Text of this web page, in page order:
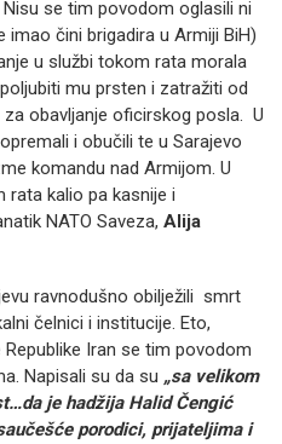
se tim povodom oglasili ni
čini brigadira u Armiji BiH)
u službi tokom rata morala
mu prsten i zatražiti od
obavljanje oficirskog posla. U
i obučili te u Sarajevo
komandu nad Armijom. U
rata kalio pa kasnije i
NATO Saveza, Alija
ravnodušno obilježili smrt
čelnici i institucije. Eto,
Iran se tim povodom
Napisali su da su „sa velikom
je hadžija Halid Čengić
porodici, prijateljima i